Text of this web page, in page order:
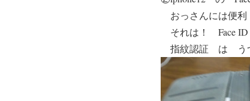
おっさんには便
それは！ Face
指紋認証 は うつ